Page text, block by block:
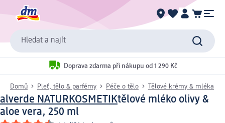
Hledat a najít
Doprava zdarma při nákupu od 1 290 Kč
Domů Pleť, tělo & parfémy Péče o tělo Tělové krémy & mléka
alverde NATURKOSMETIKtělové mléko olivy &
aloe vera, 250 ml